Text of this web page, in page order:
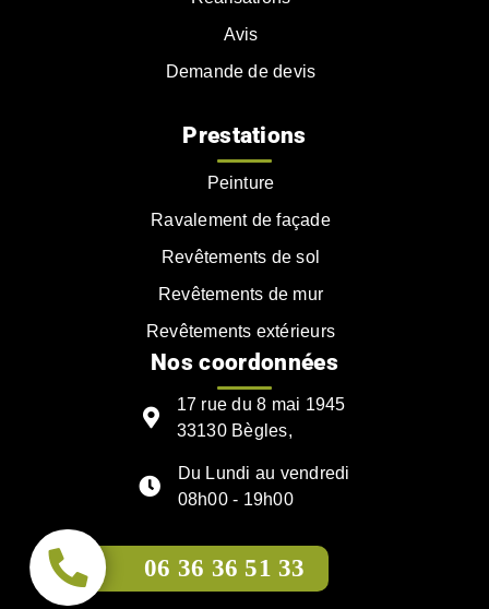
Avis
Demande de devis
Prestations
Peinture
Ravalement de façade
Revêtements de sol
Revêtements de mur
Revêtements extérieurs
Nos coordonnées
17 rue du 8 mai 1945
33130 Bègles,
Du Lundi au vendredi
08h00 - 19h00
06 36 36 51 33